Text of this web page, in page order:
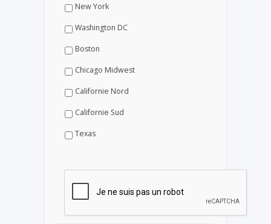
New York
Washington DC
Boston
Chicago Midwest
Californie Nord
Californie Sud
Texas